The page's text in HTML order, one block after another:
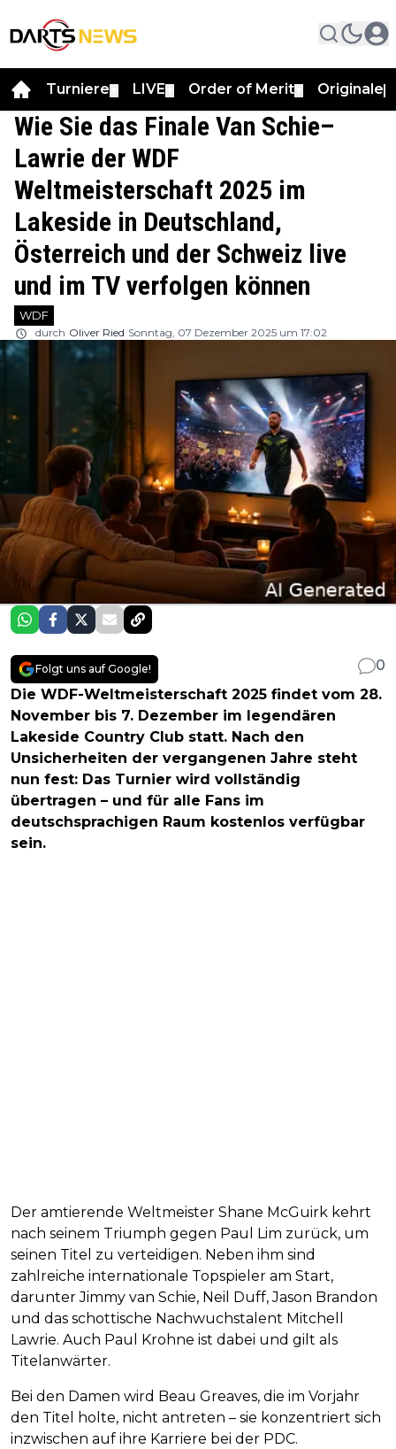
Turniere LIVE Order of Merit Originale
Wie Sie das Finale Van Schie–
Lawrie der WDF
Weltmeisterschaft 2025 im
Lakeside in Deutschland,
Österreich und der Schweiz live
und im TV verfolgen können
WDF
durch Oliver Ried Sonntag, 07 Dezember 2025 um 17:02
Folgt uns auf Google!
0
Die WDF-Weltmeisterschaft 2025 findet vom 28.
November bis 7. Dezember im legendären
Lakeside Country Club statt. Nach den
Unsicherheiten der vergangenen Jahre steht
nun fest: Das Turnier wird vollständig
übertragen – und für alle Fans im
deutschsprachigen Raum kostenlos verfügbar
sein.
Der amtierende Weltmeister Shane McGuirk kehrt
nach seinem Triumph gegen Paul Lim zurück, um
seinen Titel zu verteidigen. Neben ihm sind
zahlreiche internationale Topspieler am Start,
darunter Jimmy van Schie, Neil Duff, Jason Brandon
und das schottische Nachwuchstalent Mitchell
Lawrie. Auch Paul Krohne ist dabei und gilt als
Titelanwärter.
Bei den Damen wird Beau Greaves, die im Vorjahr
den Titel holte, nicht antreten – sie konzentriert sich
inzwischen auf ihre Karriere bei der PDC.